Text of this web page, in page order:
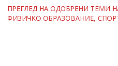
ПРЕГЛЕД НА ОДОБРЕНИ ТЕМИ
ФИЗИЧКО ОБРАЗОВАНИЕ,